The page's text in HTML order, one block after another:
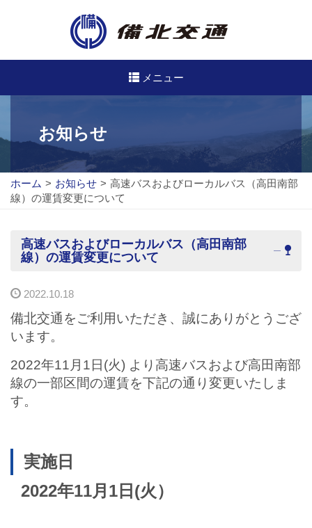
メニュー
高速バス
路線バス
定期券について
バスのご利用方法
バスパックについて
貸切バス・旅行業
企業情報
お知らせ
ホーム > お知らせ > 高速バスおよびローカルバス（高田南部
線）の運賃変更について
高速バスおよびローカルバス（高田南部
線）の運賃変更について
2022.10.18
備北交通をご利用いただき、誠にありがとうござ
います。
2022年11月1日(火) より高速バスおよび高田南部
線の一部区間の運賃を下記の通り変更いたしま
す。
実施日
2022年11月1日(火）